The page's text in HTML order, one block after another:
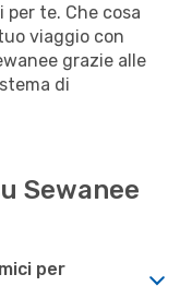
te. Che cosa
viaggio con
grazie alle
di
Sewanee
per